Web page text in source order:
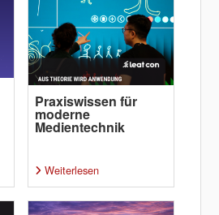
Praxiswissen für
moderne
Medientechnik
Weiterlesen